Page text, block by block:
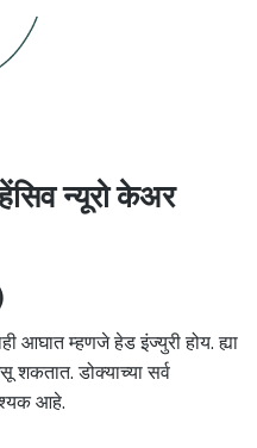
न्यूरो केअर
आघात म्हणजे हेड इंज्युरी होय. ह्या
शकतात. डोक्याच्या सर्व
आहे.